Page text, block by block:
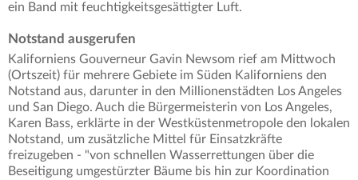
ein Band mit feuchtigkeitsgesättigter Luft.
Notstand ausgerufen
Kaliforniens Gouverneur Gavin Newsom rief am Mittwoch
(Ortszeit) für mehrere Gebiete im Süden Kaliforniens den
Notstand aus, darunter in den Millionenstädten Los Angeles
und San Diego. Auch die Bürgermeisterin von Los Angeles,
Karen Bass, erklärte in der Westküstenmetropole den lokalen
Notstand, um zusätzliche Mittel für Einsatzkräfte
freizugeben - "von schnellen Wasserrettungen über die
Beseitigung umgestürzter Bäume bis hin zur Koordination